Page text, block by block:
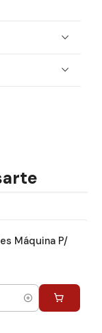
Máquina P/